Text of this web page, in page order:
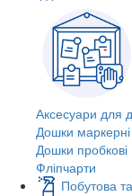
Аксесуари для
Дошки маркерні
Дошки пробкові
Фліпчарти
Побутова